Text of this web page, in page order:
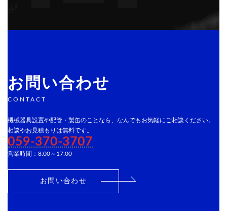
お問い合わせ
CONTACT
機械器具設置や配管・製缶のことなら、なんでもお気軽にご相談ください。
相談やお見積もりは無料です。
059-370-3707
営業時間：8:00～17:00
お問い合わせ